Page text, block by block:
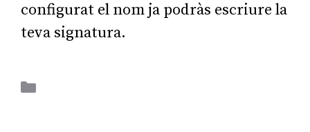
configurat el nom ja podràs escriure la
teva signatura.